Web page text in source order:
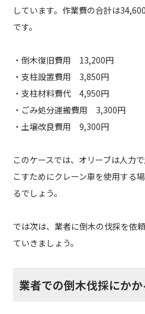
しています。作業費の合計は
です。
・倒木復旧費用 13,200円
・支柱設置費用 3,850円
・支柱材料費代 4,950円
・ごみ処分運搬費用 3,300円
・土壌改良費用 9,300円
このケースでは、オリーブは人力
こすためにクレーン車を使用する
るでしょう。
では次は、業者に倒木の伐採を依
ていきましょう。
業者での倒木伐採にか